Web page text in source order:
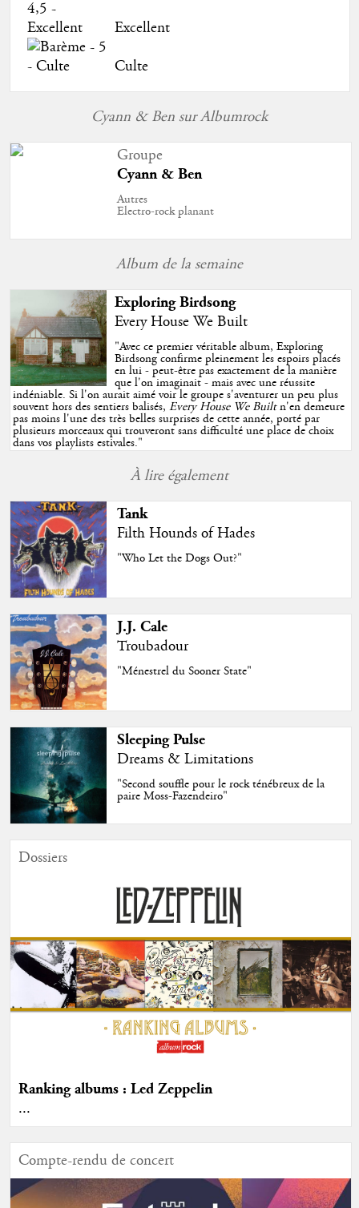
Excellent
Culte
Cyann & Ben sur Albumrock
Groupe
Cyann & Ben
Autres
Electro-rock planant
Album de la semaine
Exploring Birdsong
Every House We Built
"Avec ce premier véritable album, Exploring
Birdsong confirme pleinement les espoirs placés
en lui - peut-être pas exactement de la manière
que l'on imaginait - mais avec une réussite
indéniable. Si l'on aurait aimé voir le groupe s'aventurer un peu plus
souvent hors des sentiers balisés,Every House We Builtn'en demeure
pas moins l'une des très belles surprises de cette année, porté par
plusieurs morceaux qui trouveront sans difficulté une place de choix
dans vos playlists estivales."
À lire également
Tank
Filth Hounds of Hades
"Who Let the Dogs Out?"
J.J. Cale
Troubadour
"Ménestrel du Sooner State"
Sleeping Pulse
Dreams & Limitations
"Second souffle pour le rock ténébreux de la
paire Moss-Fazendeiro"
Dossiers
Ranking albums : Led Zeppelin
...
Compte-rendu de concert